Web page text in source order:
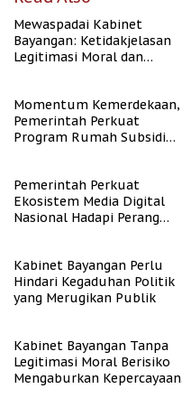
Mewaspadai Kabinet
Bayangan: Ketidakjelasan
Legitimasi Moral dan
Momentum Kemerdekaan,
Pemerintah Perkuat
Program Rumah Subsidi
Pemerintah Perkuat
Ekosistem Media Digital
Nasional Hadapi Perang
Kabinet Bayangan Perlu
Hindari Kegaduhan Politik
yang Merugikan Publik
Kabinet Bayangan Tanpa
Legitimasi Moral Berisiko
Mengaburkan Kepercayaan